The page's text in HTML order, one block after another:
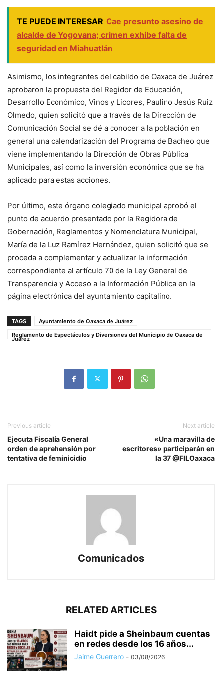
TE PUEDE INTERESAR Cae presunto asesino de
alcalde de Yogovana; crimen exhibe falta de
seguridad en Miahuatlán
Asimismo, los integrantes del cabildo de Oaxaca de Juárez
aprobaron la propuesta del Regidor de Educación,
Desarrollo Económico, Vinos y Licores, Paulino Jesús Ruiz
Olmedo, quien solicitó que a través de la Dirección de
Comunicación Social se dé a conocer a la población en
general una calendarización del Programa de Bacheo que
viene implementando la Dirección de Obras Pública
Municipales, así como la inversión económica que se ha
aplicado para estas acciones.
Por último, este órgano colegiado municipal aprobó el
punto de acuerdo presentado por la Regidora de
Gobernación, Reglamentos y Nomenclatura Municipal,
María de la Luz Ramírez Hernández, quien solicitó que se
proceda a complementar y actualizar la información
correspondiente al artículo 70 de la Ley General de
Transparencia y Acceso a la Información Pública en la
página electrónica del ayuntamiento capitalino.
TAGS
Ayuntamiento de Oaxaca de Juárez
Reglamento de Espectáculos y Diversiones del Municipio de Oaxaca de
Juárez
Previous article
Ejecuta Fiscalía General
orden de aprehensión por
tentativa de feminicidio
Next article
«Una maravilla de
escritores» participarán en
la 37 @FILOaxaca
Comunicados
RELATED ARTICLES
Haidt pide a Sheinbaum cuentas
en redes desde los 16 años...
Jaime Guerrero - 03/08/2026